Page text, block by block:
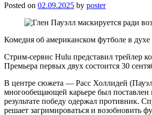
Posted on 02.09.2025 by poster
Комедия об американском футболе в
Стрим-сервис Hulu представил трейлер
Премьера первых двух состоится 30
В центре сюжета — Расс Холлидей
многообещающей карьере был поставлен
результате победу одержал противник.
решает загримироваться и возобновить